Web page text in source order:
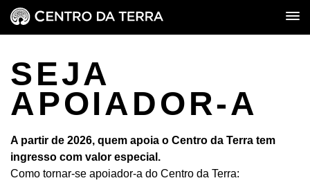
SEJA
APOIADOR-A
A partir de 2026, quem apoia o Centro da Terra tem
ingresso com valor especial.
Como tornar-se apoiador-a do Centro da Terra: